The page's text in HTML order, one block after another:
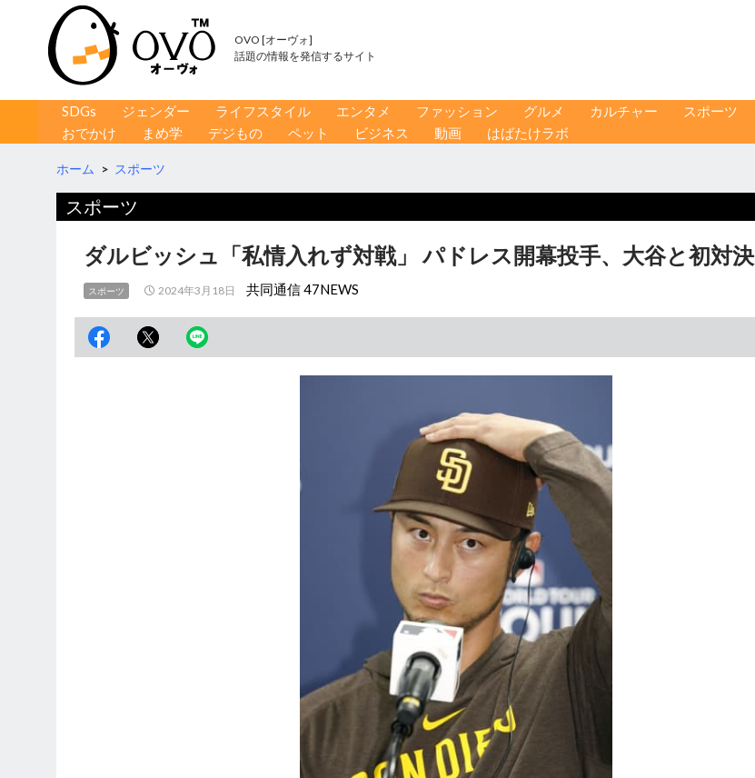
OVO [オーヴォ]
話題の情報を発信するサイト
コンテンツへ移動
SDGs ジェンダー ライフスタイル エンタメ ファッション グルメ カルチャー
スポーツ
おでかけ
まめ学 デジもの ペット ビジネス 動画 はばたけラボ
ホーム > スポーツ
スポーツ
ダルビッシュ「私情入れず対戦」 パドレス開幕投手、大谷と初対決
スポーツ 2024年3月18日 共同通信 47NEWS